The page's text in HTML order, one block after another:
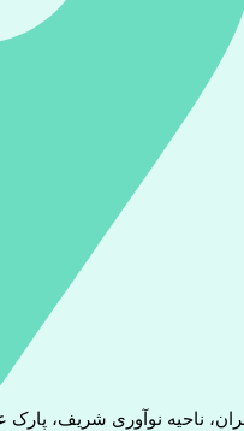
ناحیه نوآوری شریف،